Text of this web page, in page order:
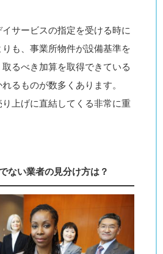
サービスの指定を受ける時に
も、事業所物件が設備基準を
るべき加算を取得できている
るものが数多くあります。
上げに直結してくる非常に重
ない業者の見分け方は？